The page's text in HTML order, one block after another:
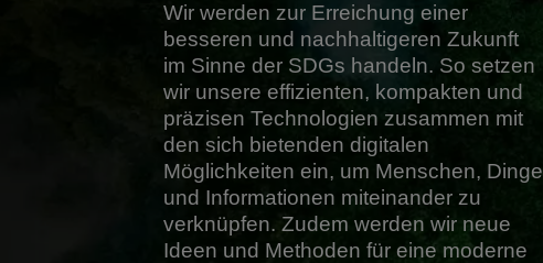
Wir werden zur Erreichung einer
besseren und nachhaltigeren Zukunft
im Sinne der SDGs handeln. So setzen
wir unsere effizienten, kompakten und
präzisen Technologien zusammen mit
den sich bietenden digitalen
Möglichkeiten ein, um Menschen, Dinge
und Informationen miteinander zu
verknüpfen. Zudem werden wir neue
Ideen und Methoden für eine moderne